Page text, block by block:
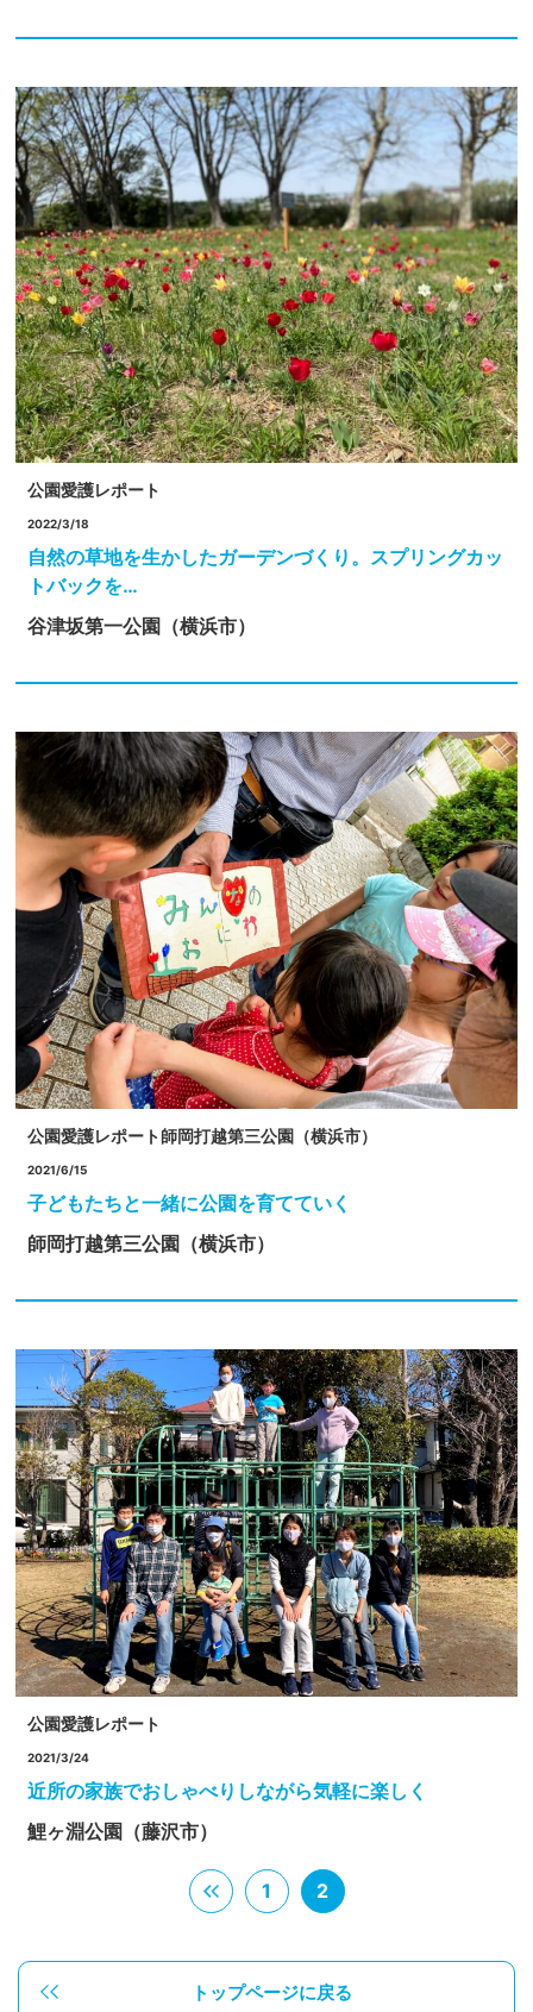
公園愛護レポート
2022/3/18
自然の草地を生かしたガーデンづくり。スプリングカッ
トバックを…
谷津坂第一公園（横浜市）
公園愛護レポート師岡打越第三公園（横浜市）
2021/6/15
子どもたちと一緒に公園を育てていく
師岡打越第三公園（横浜市）
公園愛護レポート
2021/3/24
近所の家族でおしゃべりしながら気軽に楽しく
鯉ヶ淵公園（藤沢市）
1 2
トップページに戻る